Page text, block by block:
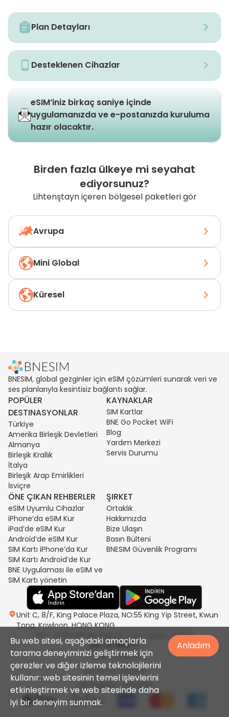
Plan Detayları
Desteklenen Cihazlar
eSIM’iniz birkaç saniye içinde
uygulamanızda ve e-postanızda kuruluma
hazır olacaktır.
Birden fazla ülkeye mi seyahat
ediyorsunuz?
Lihtenştayn içeren bölgesel paketleri gör
Avrupa
Mini Global
Küresel
BNESIM, global gezginler için eSIM çözümleri sunarak veri ve
ses planlarıyla kesintisiz bağlantı sağlar.
POPÜLER
DESTINASYONLAR
Türkiye
Amerika Birleşik Devletleri
Almanya
Birleşik Krallık
İtalya
Birleşik Arap Emirlikleri
İsviçre
KAYNAKLAR
SIM Kartlar
BNE Go Pocket WiFi
Blog
Yardım Merkezi
Servis Durumu
ÖNE ÇIKAN REHBERLER
eSIM Uyumlu Cihazlar
iPhone’da eSIM Kur
iPad’de eSIM Kur
Android’de eSIM Kur
SIM Kartı iPhone’da Kur
SIM Kartı Android’de Kur
BNE Uygulaması ile eSIM ve
SIM Kartı yönetin
ŞIRKET
Ortaklık
Hakkımızda
Bize Ulaşın
Basın Bülteni
BNESIM Güvenlik Programı
Unit C, 8/F, King Palace Plaza, NO:55 King Yip Street, Kwun
Tong, Kowloon, HONG KONG
2017-2026 BNESIM LIMITED Tüm Hakları Saklıdır.
Gizlilik politikası
Şartlar ve Koşullar
Adil Kullanım Politikası
Bu web sitesi, aşağıdaki amaçlarla
tarama deneyiminizi geliştirmek için
çerezler ve diğer izleme teknolojilerini
kullanır: web sitesinin temel işlevlerini
etkinleştirmek ve web sitesinde daha
iyi bir deneyim sunmak.
Anladım